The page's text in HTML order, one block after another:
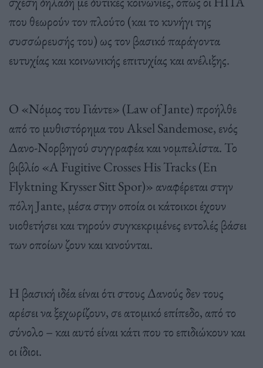
που θεωρούν τον πλούτο (και το κυνήγι της
συσσώρευσής του) ως τον βασικό παράγοντα
ευτυχίας και κοινωνικής επιτυχίας και ανέλιξης.
Ο «Νόμος του Γιάντε» (Law of Jante) προήλθε
από το μυθιστόρημα του Aksel Sandemose, ενός
Δανο-Νορβηγού συγγραφέα και νομπελίστα. Το
βιβλίο «A Fugitive Crosses His Tracks (En
Flyktning Krysser Sitt Spor)» αναφέρεται στην
πόλη Jante, μέσα στην οποία οι κάτοικοι έχουν
υιοθετήσει και τηρούν συγκεκριμένες εντολές βάσει
των οποίων ζουν και κινούνται.
Η βασική ιδέα είναι ότι στους Δανούς δεν τους
αρέσει να ξεχωρίζουν, σε ατομικό επίπεδο, από το
σύνολο – και αυτό είναι κάτι που το επιδιώκουν και
οι ίδιοι.